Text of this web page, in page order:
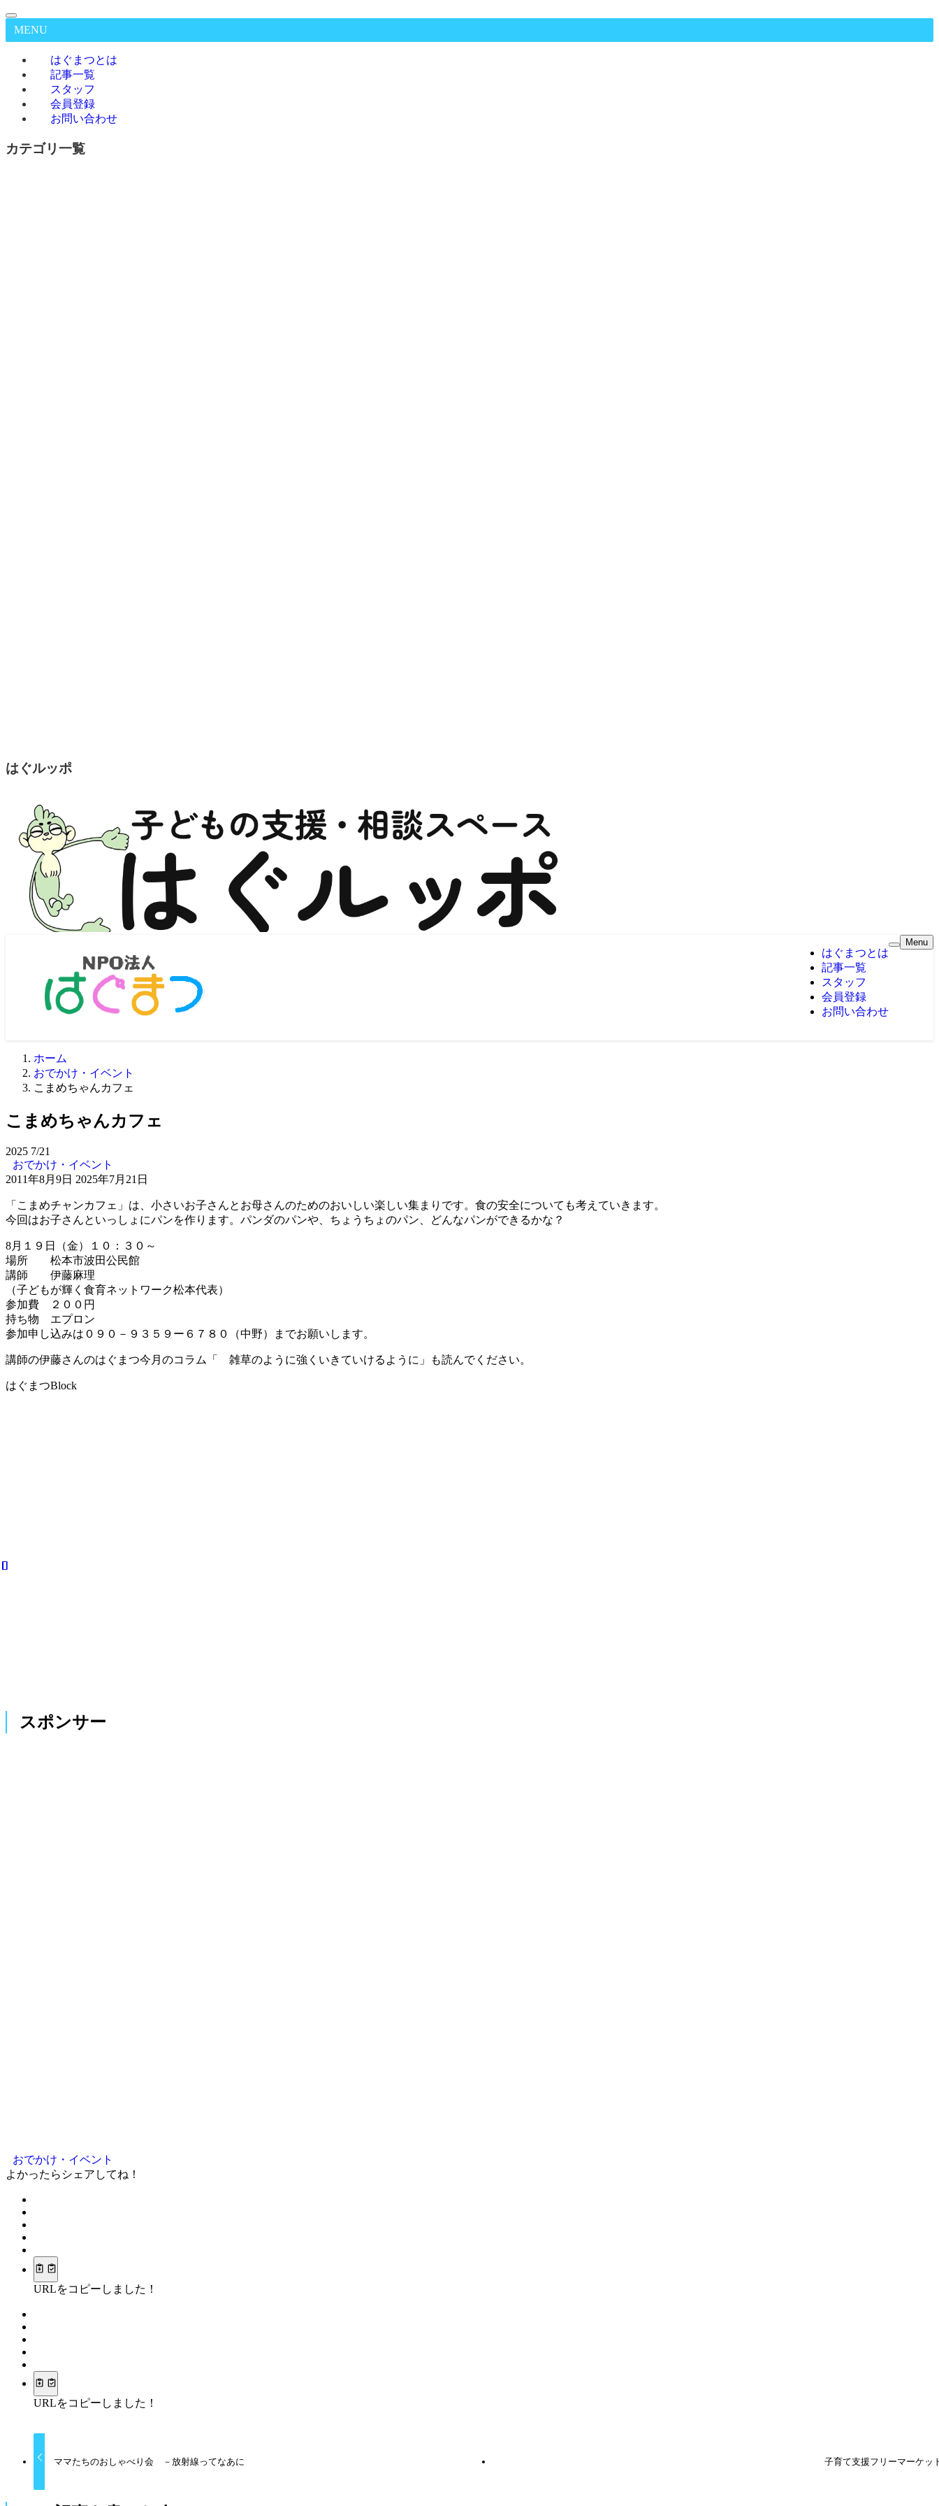
MENU
はぐまつとは
記事一覧
スタッフ
会員登録
お問い合わせ
カテゴリ一覧
はぐルッポ
はぐまつとは
記事一覧
スタッフ
会員登録
お問い合わせ
Menu
ホーム
おでかけ・イベント
こまめちゃんカフェ
こまめちゃんカフェ
2025 7/21
おでかけ・イベント
2011年8月9日 2025年7月21日
「こまめチャンカフェ」は、小さいお子さんとお母さんのためのおいしい楽しい集まりです。食の安全についても考えていきます。
今回はお子さんといっしょにパンを作ります。パンダのパンや、ちょうちょのパン、どんなパンができるかな？
8月１９日（金）１０：３０～
場所 松本市波田公民館
講師 伊藤麻理
（子どもが輝く食育ネットワーク松本代表）
参加費 ２００円
持ち物 エプロン
参加申し込みは０９０－９３５９ー６７８０（中野）までお願いします。
講師の伊藤さんのはぐまつ今月のコラム「 雑草のように強くいきていけるように」も読んでください。
はぐまつBlock
スポンサー
おでかけ・イベント
よかったらシェアしてね！
URLをコピーしました！
URLをコピーしました！
ママたちのおしゃべり会 －放射線ってなあに 子育て支援フリーマーケッ